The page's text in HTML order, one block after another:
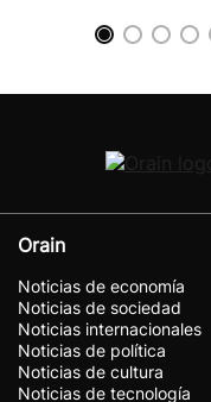
Orain
Noticias de economía
Noticias de sociedad
Noticias internacionales
Noticias de política
Noticias de cultura
Noticias de tecnología